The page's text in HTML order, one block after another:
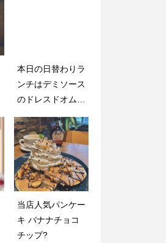
本日の日替わりラ
ンチはデミソース
のドレスドオムラ
当店人気パンケー
キ バナナチョコ
チップ?
自分だけのマイパ
ンケーキをぜひ‍
本日の日替わりラ
ンチはピリ辛チキ
ン